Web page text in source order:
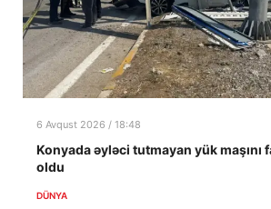
6 Avqust 2026 / 18:48
Konyada əyləci tutmayan yük maşını
oldu
DÜNYA